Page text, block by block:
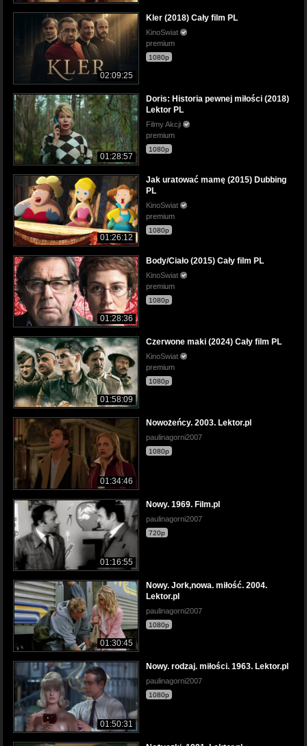
02:09:25
Kler (2018) Cały film PL
KinoSwiat
premium
1080p
01:28:57
Doris: Historia pewnej miłości (2018)
Lektor PL
Filmy Akcji
premium
1080p
01:26:12
Jak uratować mamę (2015) Dubbing
PL
KinoSwiat
premium
1080p
01:28:36
Body/Ciało (2015) Cały film PL
KinoSwiat
premium
1080p
01:58:09
Czerwone maki (2024) Cały film PL
KinoSwiat
premium
1080p
01:34:46
Nowożeńcy. 2003. Lektor.pl
paulinagorni2007
1080p
01:16:55
Nowy. 1969. Film.pl
paulinagorni2007
720p
01:30:45
Nowy. Jork,nowa. miłość. 2004.
Lektor.pl
paulinagorni2007
1080p
01:50:31
Nowy. rodzaj. miłości. 1963. Lektor.pl
paulinagorni2007
1080p